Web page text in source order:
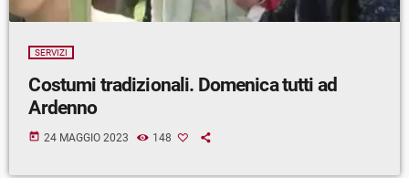
SERVIZI
Costumi tradizionali. Domenica tutti ad
Ardenno
today 24 MAGGIO 2023 148